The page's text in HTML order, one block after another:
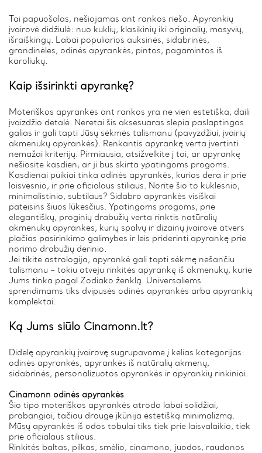
Tai papuošalas, nešiojamas ant rankos riešo. Apyrankių
įvairovė didžiulė: nuo kuklių, klasikinių iki originalių, masyvių,
išraiškingų. Labai populiarios auksinės, sidabrinės,
grandinėles, odinės apyrankės, pintos, pagamintos iš
karoliukų.
Kaip išsirinkti apyrankę?
Moteriškos apyrankės ant rankos yra ne vien estetiška, daili
įvaizdžio detalė. Neretai šis aksesuaras slepia paslaptingas
galias ir gali tapti Jūsų sėkmės talismanu (pavyzdžiui, įvairių
akmenukų apyrankės). Renkantis apyrankę verta įvertinti
nemažai kriterijų. Pirmiausia, atsižvelkite į tai, ar apyrankę
nešiosite kasdien, ar ji bus skirta ypatingoms progoms.
Kasdienai puikiai tinka odinės apyrankės, kurios dera ir prie
laisvesnio, ir prie oficialaus stiliaus. Norite šio to kuklesnio,
minimalistinio, subtilaus? Sidabro apyrankės visiškai
pateisins šiuos lūkesčius. Ypatingoms progoms, prie
elegantiškų, proginių drabužių verta rinktis natūralių
akmenukų apyrankes, kurių spalvų ir dizainų įvairovė atvers
plačias pasirinkimo galimybes ir leis priderinti apyrankę prie
norimo drabužių derinio.
Jei tikite astrologija, apyrankė gali tapti sėkmę nešančiu
talismanu – tokiu atveju rinkitės apyrankę iš akmenukų, kurie
Jums tinka pagal Zodiako ženklą. Universaliems
sprendimams tiks dvipusės odinės apyrankės arba apyrankių
komplektai.
Ką Jums siūlo Cinamonn.lt?
Didelę apyrankių įvairovę sugrupavome į kelias kategorijas:
odinės apyrankės, apyrankės iš natūralių akmenų,
sidabrinės, personalizuotos apyrankės ir apyrankių rinkiniai.
Cinamonn odinės apyrankės
Šio tipo moteriškos apyrankės atrodo labai solidžiai,
prabangiai, tačiau drauge įkūnija estetišką minimalizmą.
Mūsų apyrankės iš odos tobulai tiks tiek prie laisvalaikio, tiek
prie oficialaus stiliaus.
Rinkitės baltas, pilkas, smėlio, cinamono, juodos, raudonos